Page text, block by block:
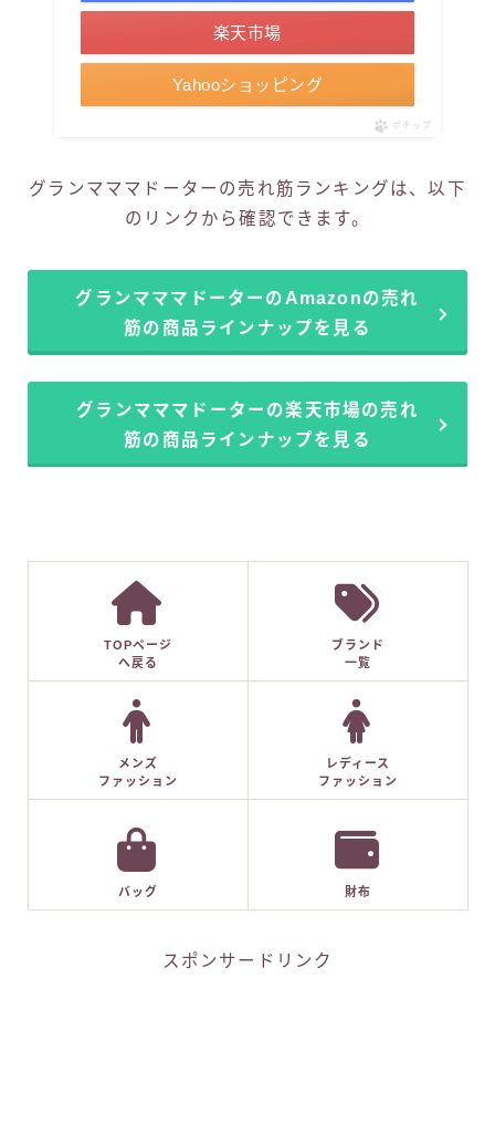
楽天市場
Yahooショッピング
ポチップ
グランマママドーターの売れ筋ランキングは、以下
のリンクから確認できます。
グランマママドーターのAmazonの売れ
筋の商品ラインナップを見る
グランマママドーターの楽天市場の売れ
筋の商品ラインナップを見る
TOPページ
へ戻る
ブランド
一覧
メンズ
ファッション
レディース
ファッション
バッグ 財布
スポンサードリンク